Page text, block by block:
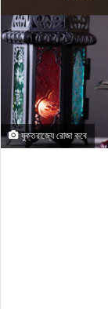
যুক্তরাজ্যে রোজা কবে